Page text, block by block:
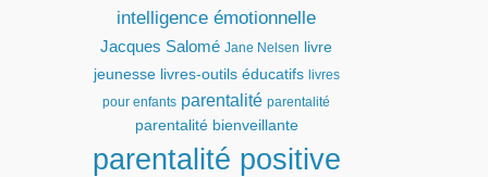
intelligence émotionnelle
Jacques Salomé Jane Nelsen
livre
jeunesse livres-outils éducatifs livres
pour enfants parentalité parentalité
parentalité bienveillante
parentalité positive